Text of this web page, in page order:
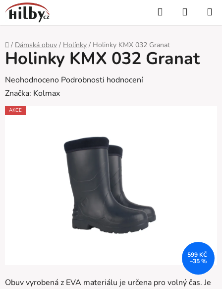
Přejít
na
obsah
Hledat
KOŠÍK
Domů
/ Dámská obuv / Holínky / Holinky KMX 032 Granat
Obuv vyrobená z EVA materiálu je určena pro volný čas. Je
Holinky KMX 032 Granat
Průměrné
hodnocení
produktu
Neohodnoceno Podrobnosti hodnocení
Značka: Kolmax
AKCE
599 KČ
–35 %